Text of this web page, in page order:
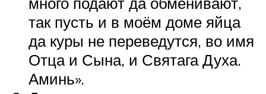
так пусть и в моём доме яйца
да куры не переведутся, во имя
Отца и Сына, и Святага Духа.
Аминь».